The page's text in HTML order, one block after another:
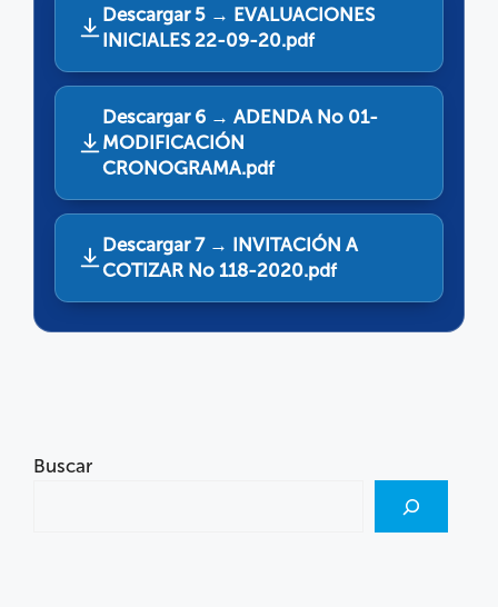
Descargar 5 → EVALUACIONES
INICIALES 22-09-20.pdf
Descargar 6 → ADENDA No 01-
MODIFICACIÓN
CRONOGRAMA.pdf
Descargar 7 → INVITACIÓN A
COTIZAR No 118-2020.pdf
Buscar